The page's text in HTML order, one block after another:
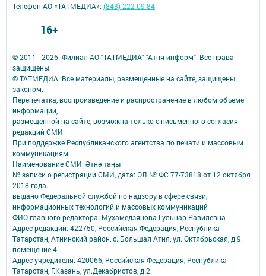
© 2011 - 2026. Филиал АО "ТАТМЕДИА" "Атня-информ". Все права
защищены.
© ТАТМЕДИА. Все материалы, размещенные на сайте, защищены
законом.
Перепечатка, воспроизведение и распространение в любом объеме
информации,
размещенной на сайте, возможна только с письменного согласия
редакций СМИ.
При поддержке Республиканского агентства по печати и массовым
коммуникациям.
Наименование СМИ: Әтнә таңы
№ записи о регистрации СМИ, дата: ЭЛ № ФС 77-73818 от 12 октября
2018 года.
выдано Федеральной службой по надзору в сфере связи,
информационных технологий и массовых коммуникаций
ФИО главного редактора: Мухамедзянова Гульнар Равилевна
Адрес редакции: 422750, Российская Федерация, Республика
Татарстан, Атнинский район, с. Большая Атня, ул. Октябрьская, д.9.
помещение 4.
Адрес учредителя: 420066, Российская Федерация, Республика
Татарстан, Г.Казань, ул.Декабристов, д.2
Телефон АО «ТАТМЕДИА»:(843) 222 09 84
16+